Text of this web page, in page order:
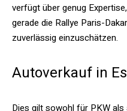
verfügt über genug
gerade die Rallye Paris-
zuverlässig einzuschätzen.
Autoverkauf in
Dies gilt sowohl für PKW